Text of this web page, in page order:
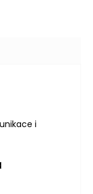
5 hvězdiček.
i
5 hvězdiček.